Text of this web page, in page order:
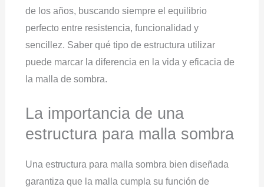
de los años, buscando siempre el equilibrio
perfecto entre resistencia, funcionalidad y
sencillez. Saber qué tipo de estructura utilizar
puede marcar la diferencia en la vida y eficacia de
la malla de sombra.
La importancia de una
estructura para malla sombra
Una estructura para malla sombra bien diseñada
garantiza que la malla cumpla su función de